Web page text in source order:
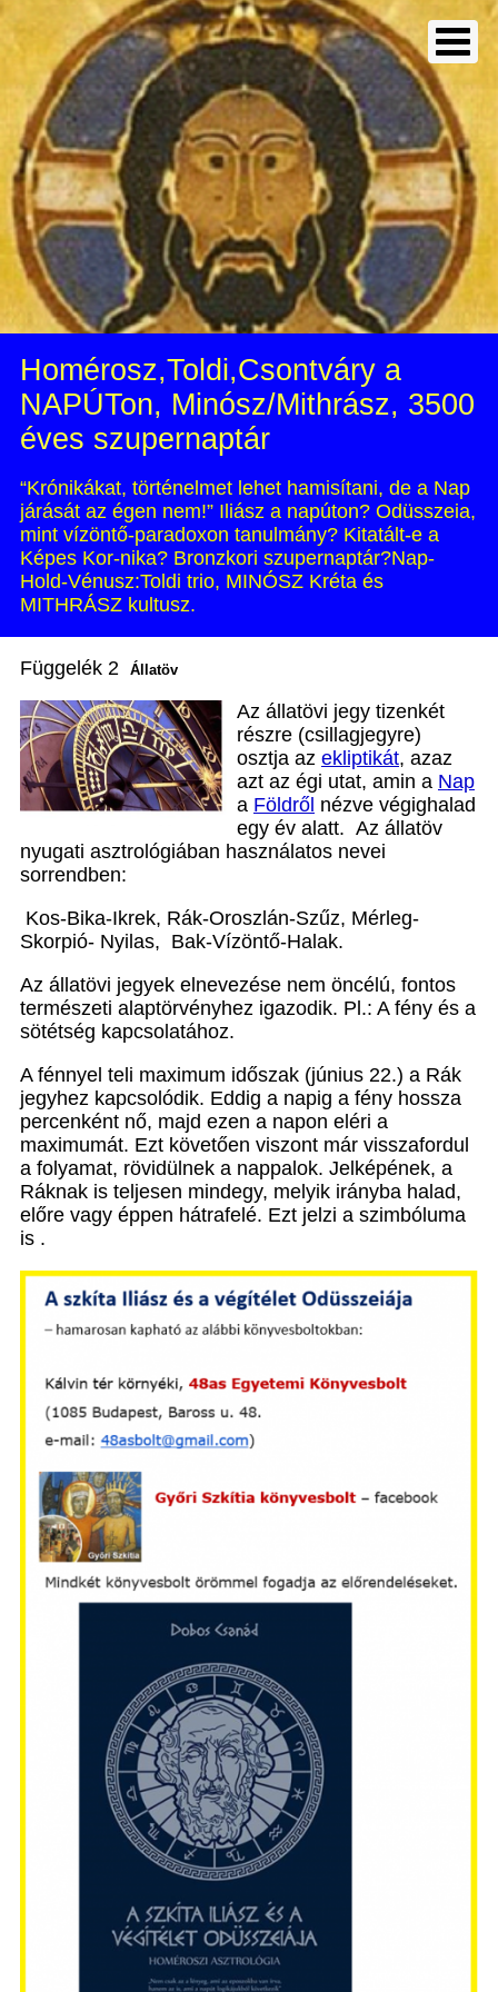
Homérosz,Toldi,Csontváry a
NAPÚTon, Minósz/Mithrász, 3500
éves szupernaptár
“Krónikákat, történelmet lehet hamisítani, de a Nap
járását az égen nem!” Iliász a napúton? Odüsszeia,
mint vízöntő-paradoxon tanulmány? Kitatált-e a
Képes Kor-nika? Bronzkori szupernaptár?Nap-
Hold-Vénusz:Toldi trio, MINÓSZ Kréta és
MITHRÁSZ kultusz.
Függelék 2 Állatöv
Az állatövi jegy tizenkét
részre (csillagjegyre)
osztja az ekliptikát, azaz
azt az égi utat, amin a Nap
a Földről nézve végighalad
egy év alatt. Az állatöv
nyugati asztrológiában használatos nevei
sorrendben:
Kos-Bika-Ikrek, Rák-Oroszlán-Szűz, Mérleg-
Skorpió- Nyilas, Bak-Vízöntő-Halak.
Az állatövi jegyek elnevezése nem öncélú, fontos
természeti alaptörvényhez igazodik. Pl.: A fény és a
sötétség kapcsolatához.
A fénnyel teli maximum időszak (június 22.) a Rák
jegyhez kapcsolódik. Eddig a napig a fény hossza
percenként nő, majd ezen a napon eléri a
maximumát. Ezt követően viszont már visszafordul
a folyamat, rövidülnek a nappalok. Jelképének, a
Ráknak is teljesen mindegy, melyik irányba halad,
előre vagy éppen hátrafelé. Ezt jelzi a szimbóluma
is .